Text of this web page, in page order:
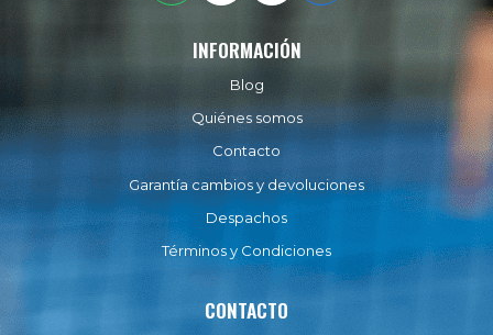
INFORMACIÓN
Blog
Quiénes somos
Contacto
Garantía cambios y devoluciones
Despachos
Términos y Condiciones
CONTACTO